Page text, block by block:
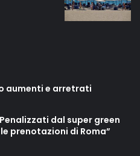
aumenti e arretrati
dal super green
prenotazioni di Roma”